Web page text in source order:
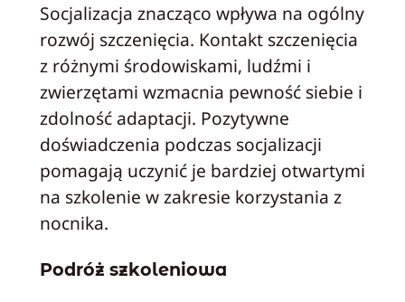
Socjalizacja znacząco wpływa na ogólny
rozwój szczenięcia. Kontakt szczenięcia
z różnymi środowiskami, ludźmi i
zwierzętami wzmacnia pewność siebie i
zdolność adaptacji. Pozytywne
doświadczenia podczas socjalizacji
pomagają uczynić je bardziej otwartymi
na szkolenie w zakresie korzystania z
nocnika.
Podróż szkoleniowa